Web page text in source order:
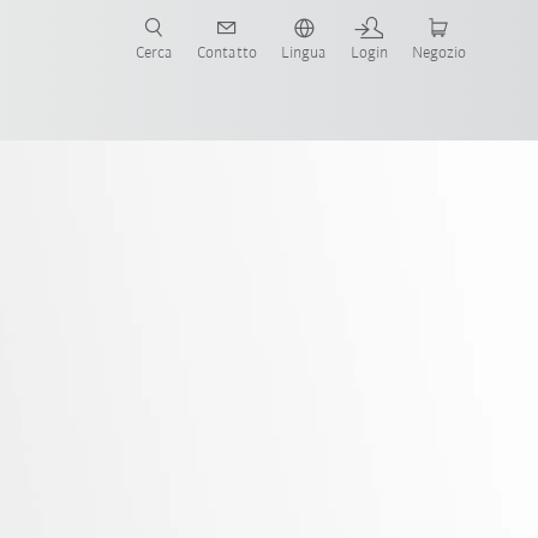
Cerca Contatto Lingua Login Negozio